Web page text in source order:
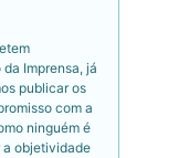
Imprensa, já
publicar os
com a
ninguém é
a objetividade